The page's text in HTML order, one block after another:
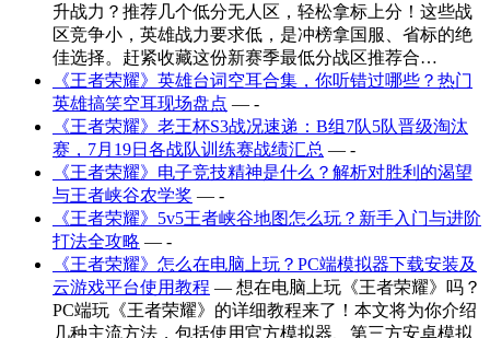
升战力？推荐几个低分无人区，轻松拿标上分！这些战
区竞争小，英雄战力要求低，是冲榜拿国服、省标的绝
佳选择。赶紧收藏这份新赛季最低分战区推荐合…
《王者荣耀》英雄台词空耳合集，你听错过哪些？热门
英雄搞笑空耳现场盘点 — -
《王者荣耀》老王杯S3战况速递：B组7队5队晋级淘汰
赛，7月19日各战队训练赛战绩汇总 — -
《王者荣耀》电子竞技精神是什么？解析对胜利的渴望
与王者峡谷农学奖 — -
《王者荣耀》5v5王者峡谷地图怎么玩？新手入门与进阶
打法全攻略 — -
《王者荣耀》怎么在电脑上玩？PC端模拟器下载安装及
云游戏平台使用教程 — 想在电脑上玩《王者荣耀》吗？
PC端玩《王者荣耀》的详细教程来了！本文将为你介绍
几种主流方法，包括使用官方模拟器、第三方安卓模拟